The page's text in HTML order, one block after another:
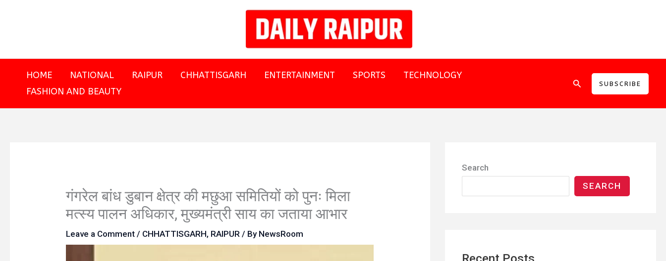
HOME NATIONAL RAIPUR CHHATTISGARH ENTERTAINMENT SPORTS
TECHNOLOGY
FASHION AND BEAUTY
SearchSUBSCRIBE
गंगरेल बांध डुबान क्षेत्र की मछुआ समितियों को पुनः मिला
मत्स्य पालन अधिकार, मुख्यमंत्री साय का जताया आभार
Leave a Comment / CHHATTISGARH, RAIPUR / By NewsRoom
Search
SEARCH